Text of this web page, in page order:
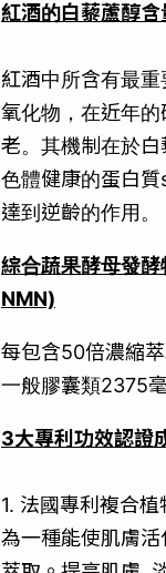
紅酒的白藜蘆醇含
紅酒中所含有最
氧化物，在近年
老。其機制在於
色體健康的蛋白質
達到逆齡的作用。
綜合蔬果酵母發酵
NMN)
每包含50倍濃縮
一般膠囊類2375
3大專利功效認證
1. 法國專利複合
為一種能使肌膚